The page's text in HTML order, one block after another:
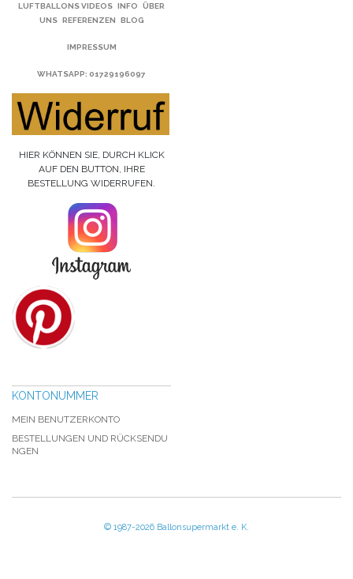
LUFTBALLONS VIDEOS INFO
ÜBER
UNS REFERENZEN BLOG
IMPRESSUM
WHATSAPP: 01729196097
HIER KÖNNEN SIE, DURCH KLICK
AUF DEN BUTTON, IHRE
BESTELLUNG WIDERRUFEN.
KONTONUMMER
MEIN BENUTZERKONTO
BESTELLUNGEN UND RÜCKSENDU
NGEN
© 1987-2026 Ballonsupermarkt e. K.